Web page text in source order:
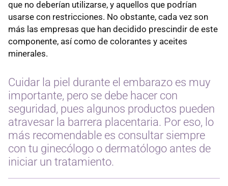
que no deberían utilizarse, y aquellos que podrían
usarse con restricciones. No obstante, cada vez son
más las empresas que han decidido prescindir de este
componente, así como de colorantes y aceites
minerales.
Cuidar la piel durante el embarazo es muy
importante, pero se debe hacer con
seguridad, pues algunos productos pueden
atravesar la barrera placentaria. Por eso, lo
más recomendable es consultar siempre
con tu ginecólogo o dermatólogo antes de
iniciar un tratamiento.